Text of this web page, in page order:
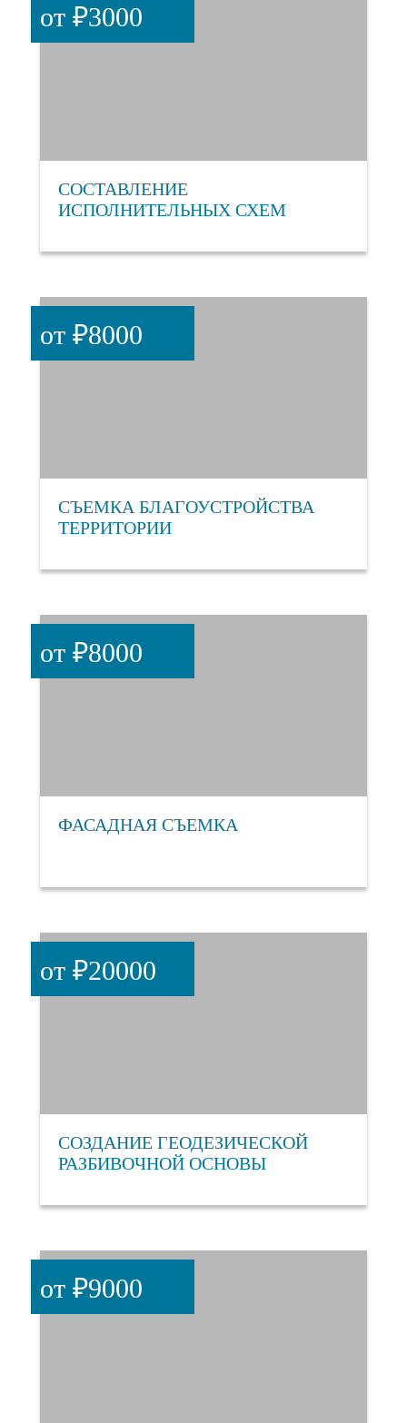
СОСТАВЛЕНИЕ
ИСПОЛНИТЕЛЬНЫХ СХЕМ
от ₽3000
СЪЕМКА БЛАГОУСТРОЙСТВА
ТЕРРИТОРИИ
от ₽8000
ФАСАДНАЯ СЪЕМКА
от ₽8000
СОЗДАНИЕ ГЕОДЕЗИЧЕСКОЙ
РАЗБИВОЧНОЙ ОСНОВЫ
от ₽20000
от ₽9000